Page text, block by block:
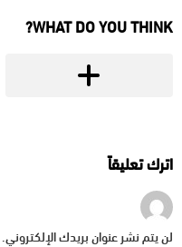
WHAT DO YOU THINK?
اترك تعليقاً
لن يتم نشر عنوان بريدك الإلكتروني.